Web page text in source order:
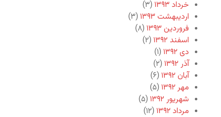
خرداد ۱۳۹۳
(۳)
اردیبهشت ۱۳۹۳
(۳)
فروردین ۱۳۹۳
(۸)
اسفند ۱۳۹۲
(۲)
دی ۱۳۹۲
(۱)
آذر ۱۳۹۲
(۲)
آبان ۱۳۹۲
(۶)
مهر ۱۳۹۲
(۵)
شهریور ۱۳۹۲
(۵)
مرداد ۱۳۹۲
(۱۲)